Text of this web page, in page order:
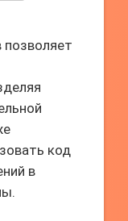
код
в